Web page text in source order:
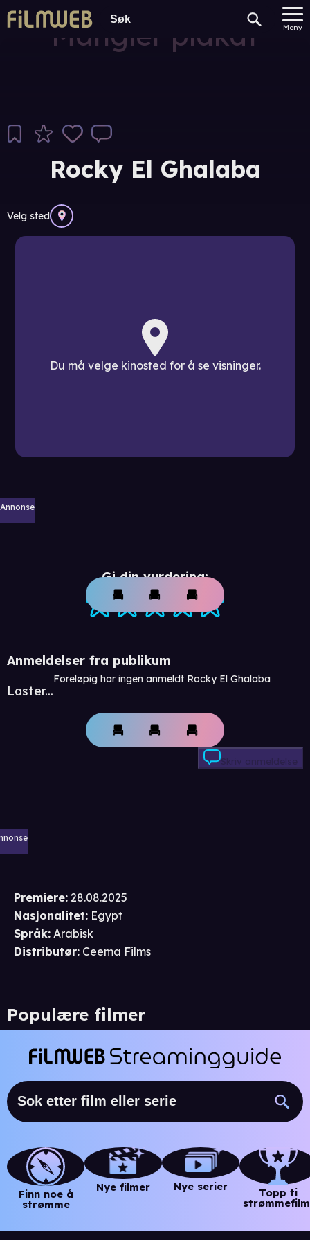
Meny
Mangler plakat
Rocky El Ghalaba
Velg sted
Du må velge kinosted for å se visninger.
Annonse
Gi din vurdering:
Anmeldelser fra publikum
Laster...
Foreløpig har ingen anmeldt Rocky El Ghalaba
Skriv anmeldelse
Premiere: 28.08.2025
Nasjonalitet: Egypt
Språk: Arabisk
Distributør: Ceema Films
Populære filmer
Finn noe å
strømme
Nye filmer Nye serier
Topp ti